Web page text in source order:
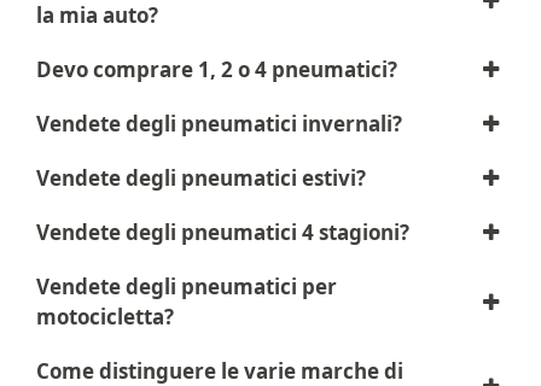
la mia auto?
Devo comprare 1, 2 o 4 pneumatici?
Vendete degli pneumatici invernali?
Vendete degli pneumatici estivi?
Vendete degli pneumatici 4 stagioni?
Vendete degli pneumatici per
motocicletta?
Come distinguere le varie marche di